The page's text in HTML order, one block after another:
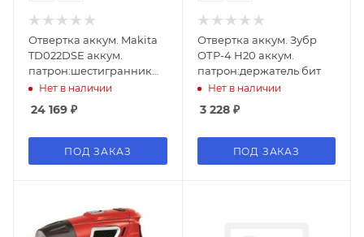
Отвертка аккум. Makita
TD022DSE аккум.
патрон:шестигранник
6.35 мм (1/4)
Нет в наличии
24 169 ₽
ПОД ЗАКАЗ
Отвертка аккум. Зубр
ОТР-4 Н20 аккум.
патрон:держатель бит
Нет в наличии
3 228₽
ПОД ЗАКАЗ